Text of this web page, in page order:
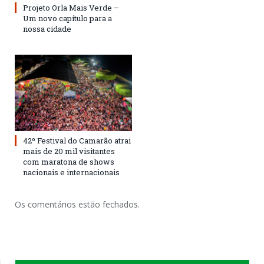
Projeto Orla Mais Verde –
Um novo capítulo para a
nossa cidade
42º Festival do Camarão atrai
mais de 20 mil visitantes
com maratona de shows
nacionais e internacionais
Os comentários estão fechados.